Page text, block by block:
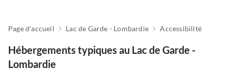
Page d'accueil Lac de Garde - Lombardie Accessibilité
Hébergements typiques au Lac de Garde -
Lombardie